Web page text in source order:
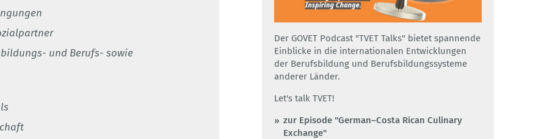
und Berufs- sowie
Der GOVET Podcast "TVET Talks" bietet spannende
Einblicke in die internationalen Entwicklungen
der Berufsbildung und Berufsbildungssysteme
anderer Länder.
Let's talk TVET!
zur Episode "German–Costa Rican Culinary
Exchange"